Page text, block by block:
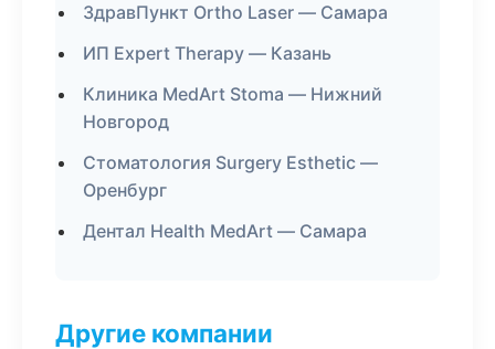
ЗдравПункт Ortho Laser — Самара
ИП Expert Therapy — Казань
Клиника MedArt Stoma — Нижний
Новгород
Стоматология Surgery Esthetic —
Оренбург
Дентал Health MedArt — Самара
Другие компании